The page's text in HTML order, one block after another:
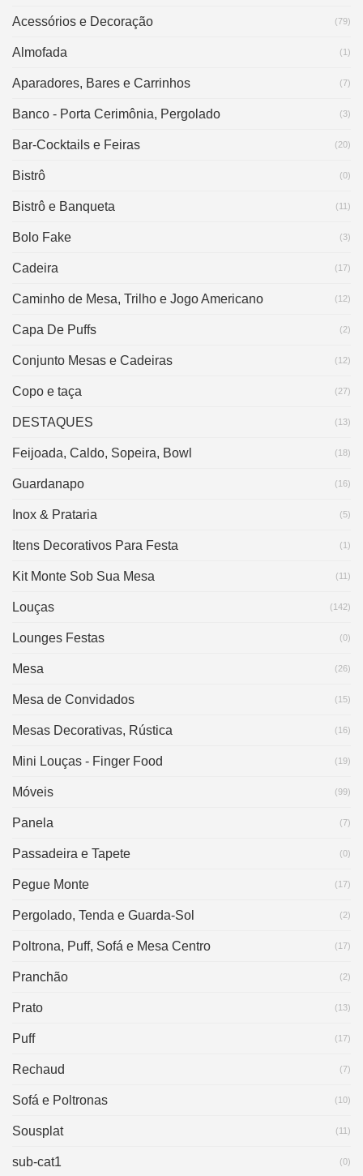
Acessórios e Decoração (79)
Almofada (1)
Aparadores, Bares e Carrinhos (7)
Banco - Porta Cerimônia, Pergolado (3)
Bar-Cocktails e Feiras (20)
Bistrô (0)
Bistrô e Banqueta (11)
Bolo Fake (3)
Cadeira (17)
Caminho de Mesa, Trilho e Jogo Americano (12)
Capa De Puffs (2)
Conjunto Mesas e Cadeiras (12)
Copo e taça (27)
DESTAQUES (13)
Feijoada, Caldo, Sopeira, Bowl (18)
Guardanapo (16)
Inox & Prataria (5)
Itens Decorativos Para Festa (1)
Kit Monte Sob Sua Mesa (11)
Louças (142)
Lounges Festas (0)
Mesa (26)
Mesa de Convidados (15)
Mesas Decorativas, Rústica (16)
Mini Louças - Finger Food (19)
Móveis (99)
Panela (7)
Passadeira e Tapete (0)
Pegue Monte (17)
Pergolado, Tenda e Guarda-Sol (2)
Poltrona, Puff, Sofá e Mesa Centro (17)
Pranchão (2)
Prato (13)
Puff (17)
Rechaud (7)
Sofá e Poltronas (10)
Sousplat (11)
sub-cat1 (0)